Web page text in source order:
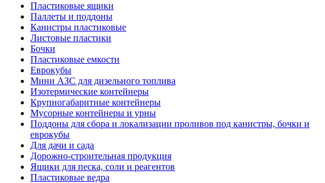
Пластиковые ящики
Паллеты и поддоны
Канистры пластиковые
Листовые пластики
Бочки
Пластиковые емкости
Еврокубы
Мини АЗС для дизельного топлива
Изотермические контейнеры
Крупногабаритные контейнеры
Мусорные контейнеры и урны
Поддоны для сбора и локализации проливов под канистры, бочки и
еврокубы
Для дачи и сада
Дорожно-строительная продукция
Ящики для песка, соли и реагентов
Пластиковые ведра